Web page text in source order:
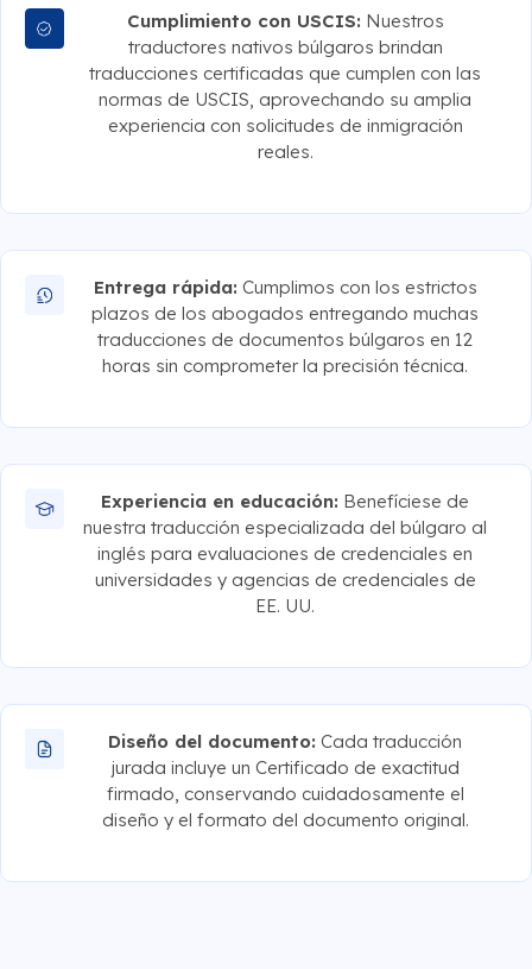
Cumplimiento con USCIS: Nuestros
traductores nativos búlgaros brindan
traducciones certificadas que cumplen con las
normas de USCIS, aprovechando su amplia
experiencia con solicitudes de inmigración
reales.
Entrega rápida: Cumplimos con los estrictos
plazos de los abogados entregando muchas
traducciones de documentos búlgaros en 12
horas sin comprometer la precisión técnica.
Experiencia en educación: Benefíciese de
nuestra traducción especializada del búlgaro al
inglés para evaluaciones de credenciales en
universidades y agencias de credenciales de
EE. UU.
Diseño del documento: Cada traducción
jurada incluye un Certificado de exactitud
firmado, conservando cuidadosamente el
diseño y el formato del documento original.